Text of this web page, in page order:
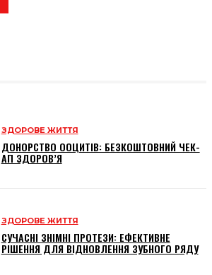
ЗДОРОВЕ ЖИТТЯ
ДОНОРСТВО ООЦИТІВ: БЕЗКОШТОВНИЙ ЧЕК-
АП ЗДОРОВ’Я
ЗДОРОВЕ ЖИТТЯ
СУЧАСНІ ЗНІМНІ ПРОТЕЗИ: ЕФЕКТИВНЕ
РІШЕННЯ ДЛЯ ВІДНОВЛЕННЯ ЗУБНОГО РЯДУ